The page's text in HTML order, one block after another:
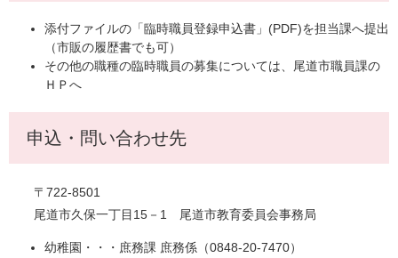
添付ファイルの「臨時職員登録申込書」(PDF)を担当課へ提出
（市販の履歴書でも可）
その他の職種の臨時職員の募集については、尾道市職員課の
ＨＰへ
申込・問い合わせ先
〒722-8501
尾道市久保一丁目15－1 尾道市教育委員会事務局
幼稚園・・・庶務課 庶務係（0848-20-7470）